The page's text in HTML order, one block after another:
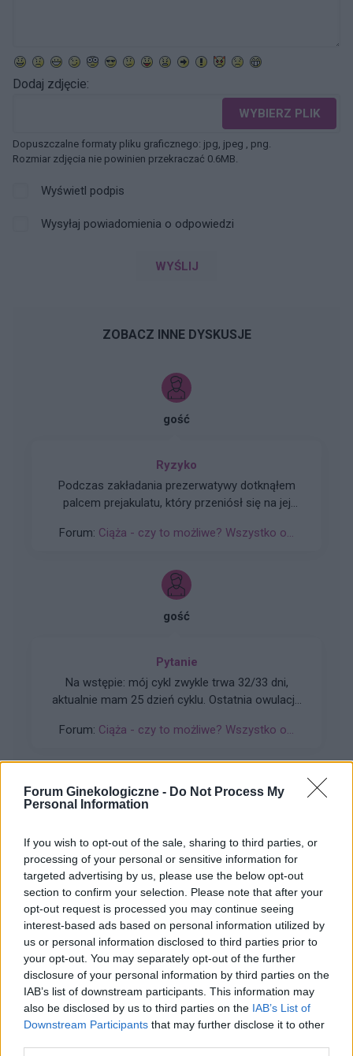
Forum Ginekologiczne - Do Not Process My
Personal Information
If you wish to opt-out of the sale, sharing to third parties, or
processing of your personal or sensitive information for
targeted advertising by us, please use the below opt-out
section to confirm your selection. Please note that after your
opt-out request is processed you may continue seeing
interest-based ads based on personal information utilized by
us or personal information disclosed to third parties prior to
your opt-out. You may separately opt-out of the further
disclosure of your personal information by third parties on the
IAB’s list of downstream participants. This information may
also be disclosed by us to third parties on the IAB’s List of
Downstream Participants that may further disclose it to other
Dodaj zdjęcie:
WYBIERZ PLIK
Dopuszczalne formaty pliku graficznego: jpg, jpeg , png.
Rozmiar zdjęcia nie powinien przekraczać 0.6MB.
Wyświetl podpis
Wysyłaj powiadomienia o odpowiedzi
WYŚLIJ
ZOBACZ INNE DYSKUSJE
gość
Ryzyko
Podczas zakładania prezerwatywy dotknąłem
palcem prejakulatu, który przeniósł się na jej
wprowadzony do pochwy 11 kwietnia (3 dni po
prezerwatywa była założona od początku do
końca, została wysmarowana lubrykantem , po
teście wody i powietrza, a mimo to okres
zbiega się z silną infekcją partnerki trwającą od
15 kwietnia oraz przyjmowaniem przez nią
leków Theraflu i antybiotyku Macromax.
Forum: Ciąża - czy to możliwe? Wszystko o...
gość
Pytanie
Na wstępie: mój cykl zwykle trwa 32/33 dni,
aktualnie mam 25 dzień cyklu. Ostatnia owulacja
oraz 8 lutego miałam bardzo mikro plamienie jak
lutego robiło mi się ogólnie słabo i zaczęło
boleć podbrzusze, które utrzymuje się do
specyficzny ból bo przy dotyku ciut niżej na lewo
od pępka, tak jak by przyciskała bolącego
siniaka. Występują również skurcze od czasu do
czasu. Od 3 dni odrzuciło mnie od kawy, jak
mogłam pić bez cukru tak teraz muszę
odrobinkę pół łyżeczki do słodzić bo zwyczajnie
mi nie smakuje, a muszę pić codziennie że
względów zdrowotnych. Podbrzusze jest
również lekko napuchnięte. Myślicie że to
wczesna ciąża ? Miała która podobnie ? 😕
Forum: Ciąża - czy to możliwe? Wszystko o...
Ciaza
Niedomykalność zastawki trójdzielnej z falą
wsteczną 120cm /s 1 trymestr czy to cos
groznego
Forum: Ciąża - czy to możliwe? Wszystko o...
user6532